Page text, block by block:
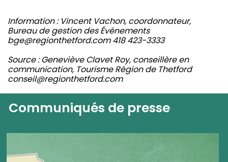
Information : Vincent Vachon, coordonnateur,
Bureau de gestion des Événements
bge@regionthetford.com 418 423-3333
Source : Geneviève Clavet Roy, conseillère en
communication, Tourisme Région de Thetford
conseil@regionthetford.com
Communiqués de presse